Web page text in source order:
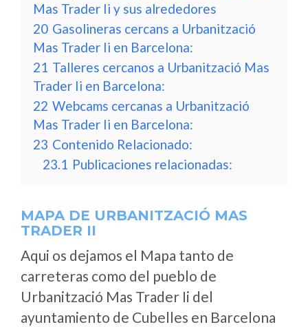
Mas Trader Ii y sus alrededores
20 Gasolineras cercans a Urbanització
Mas Trader Ii en Barcelona:
21 Talleres cercanos a Urbanització Mas
Trader Ii en Barcelona:
22 Webcams cercanas a Urbanització
Mas Trader Ii en Barcelona:
23 Contenido Relacionado:
23.1 Publicaciones relacionadas:
MAPA DE URBANITZACIÓ MAS
TRADER II
Aqui os dejamos el Mapa tanto de
carreteras como del pueblo de
Urbanització Mas Trader Ii del
ayuntamiento de Cubelles en Barcelona